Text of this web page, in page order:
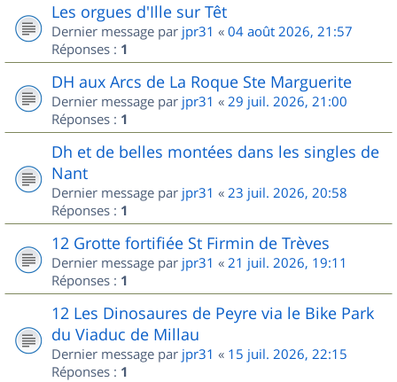
Les orgues d'Ille sur Têt
Dernier message par jpr31 « 04 août 2026, 21:57
Réponses : 1
DH aux Arcs de La Roque Ste Marguerite
Dernier message par jpr31 « 29 juil. 2026, 21:00
Réponses : 1
Dh et de belles montées dans les singles de
Nant
Dernier message par jpr31 « 23 juil. 2026, 20:58
Réponses : 1
12 Grotte fortifiée St Firmin de Trèves
Dernier message par jpr31 « 21 juil. 2026, 19:11
Réponses : 1
12 Les Dinosaures de Peyre via le Bike Park
du Viaduc de Millau
Dernier message par jpr31 « 15 juil. 2026, 22:15
Réponses : 1